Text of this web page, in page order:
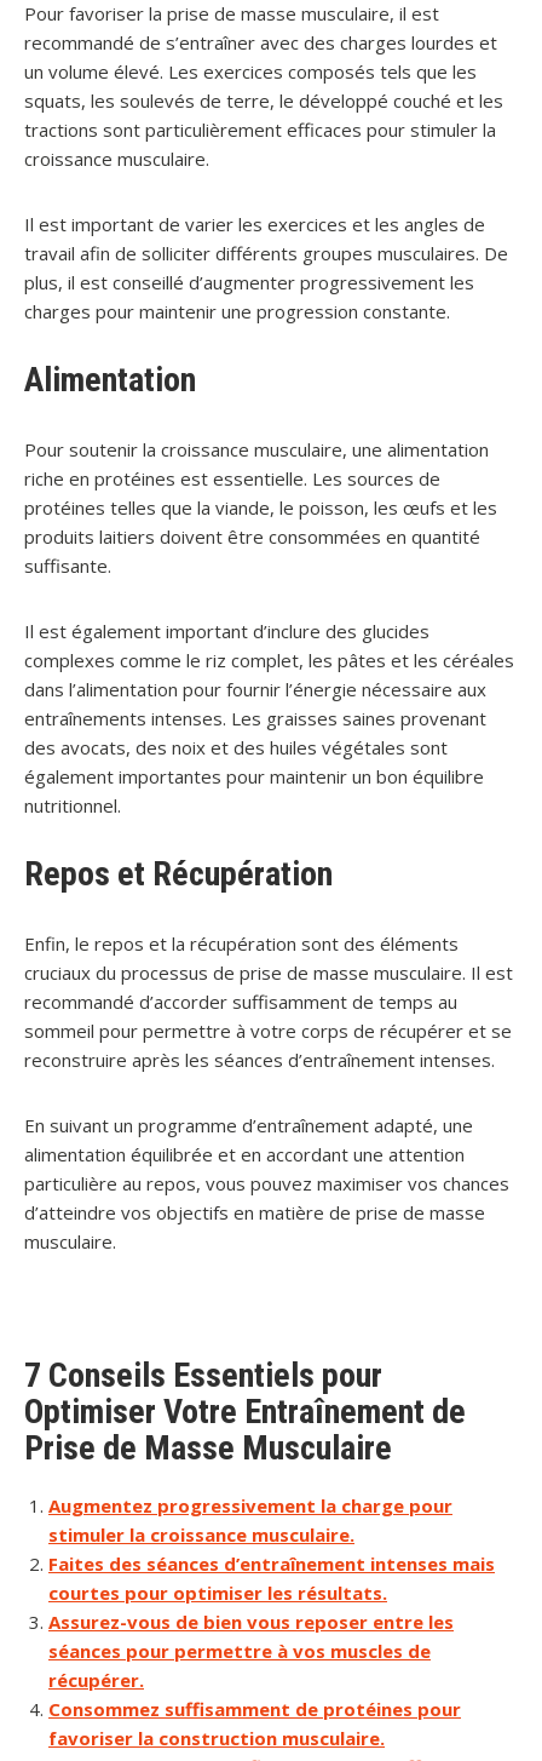
Pour favoriser la prise de masse musculaire, il est
recommandé de s’entraîner avec des charges lourdes et
un volume élevé. Les exercices composés tels que les
squats, les soulevés de terre, le développé couché et les
tractions sont particulièrement efficaces pour stimuler la
croissance musculaire.
Il est important de varier les exercices et les angles de
travail afin de solliciter différents groupes musculaires. De
plus, il est conseillé d’augmenter progressivement les
charges pour maintenir une progression constante.
Alimentation
Pour soutenir la croissance musculaire, une alimentation
riche en protéines est essentielle. Les sources de
protéines telles que la viande, le poisson, les œufs et les
produits laitiers doivent être consommées en quantité
suffisante.
Il est également important d’inclure des glucides
complexes comme le riz complet, les pâtes et les céréales
dans l’alimentation pour fournir l’énergie nécessaire aux
entraînements intenses. Les graisses saines provenant
des avocats, des noix et des huiles végétales sont
également importantes pour maintenir un bon équilibre
nutritionnel.
Repos et Récupération
Enfin, le repos et la récupération sont des éléments
cruciaux du processus de prise de masse musculaire. Il est
recommandé d’accorder suffisamment de temps au
sommeil pour permettre à votre corps de récupérer et se
reconstruire après les séances d’entraînement intenses.
En suivant un programme d’entraînement adapté, une
alimentation équilibrée et en accordant une attention
particulière au repos, vous pouvez maximiser vos chances
d’atteindre vos objectifs en matière de prise de masse
musculaire.
7 Conseils Essentiels pour
Optimiser Votre Entraînement de
Prise de Masse Musculaire
Augmentez progressivement la charge pour
stimuler la croissance musculaire.
Faites des séances d’entraînement intenses mais
courtes pour optimiser les résultats.
Assurez-vous de bien vous reposer entre les
séances pour permettre à vos muscles de
récupérer.
Consommez suffisamment de protéines pour
favoriser la construction musculaire.